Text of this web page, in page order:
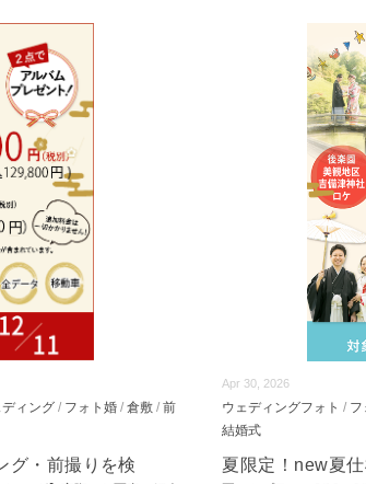
ィング/ フォト婚/ 倉敷/ 前
グ・前撮りを検
Apr 30, 2026
ウェディングフォト / フ
結婚式
夏限定！new夏